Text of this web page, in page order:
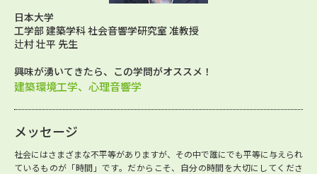
日本大学
工学部 建築学科 社会音響学研究室 准教授
辻村 壮平 先生
興味が湧いてきたら、この学問がオススメ！
建築環境工学、心理音響学
メッセージ
社会にはさまざまな不平等がありますが、その中で誰にでも平等に与えられ
ているものが「時間」です。だからこそ、自分の時間を大切にしてくださ